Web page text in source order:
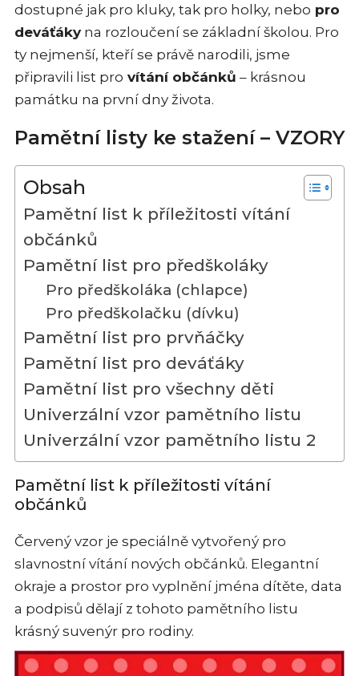
dostupné jak pro kluky, tak pro holky, nebo pro
deváťáky na rozloučení se základní školou. Pro
ty nejmenší, kteří se právě narodili, jsme
připravili list pro vítání občánků – krásnou
památku na první dny života.
Pamětní listy ke stažení – VZORY
Obsah
Pamětní list k příležitosti vítání
občánků
Pamětní list pro předškoláky
Pro předškoláka (chlapce)
Pro předškolačku (dívku)
Pamětní list pro prvňáčky
Pamětní list pro deváťáky
Pamětní list pro všechny děti
Univerzální vzor pamětního listu
Univerzální vzor pamětního listu 2
Pamětní list k příležitosti vítání
občánků
Červený vzor je speciálně vytvořený pro
slavnostní vítání nových občánků. Elegantní
okraje a prostor pro vyplnění jména dítěte, data
a podpisů dělají z tohoto pamětního listu
krásný suvenýr pro rodiny.